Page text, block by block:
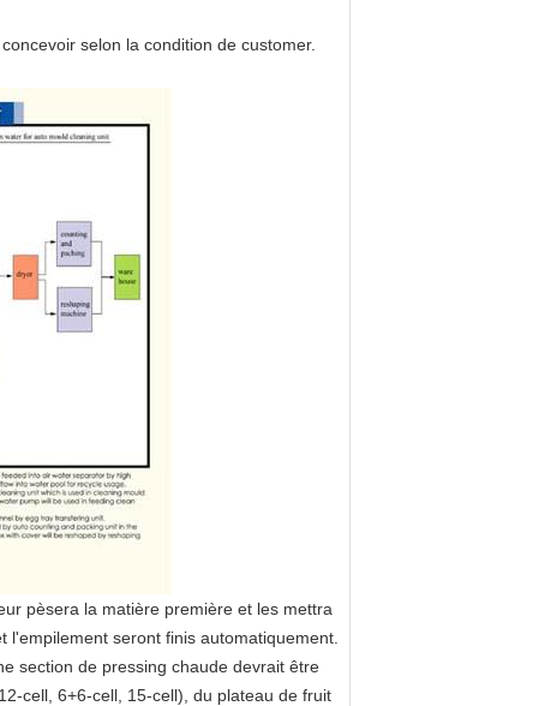
selon la condition de customer.
pèsera la matière première et les mettra
seront finis automatiquement.
section de pressing chaude devrait être
cell, 6+6-cell, 15-cell), du plateau de fruit